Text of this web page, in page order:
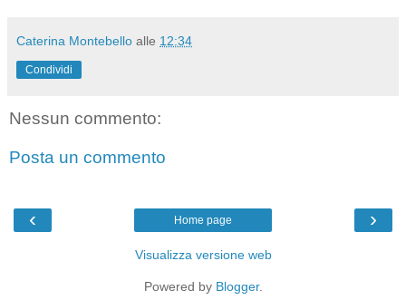
Caterina Montebello alle 12:34
Condividi
Nessun commento:
Posta un commento
‹ ›
Home page
Visualizza versione web
Powered by Blogger.